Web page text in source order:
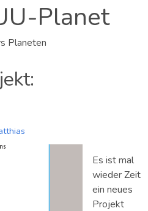
Planet
Planeten
Es ist mal
wieder Zeit
ein neues
Projekt